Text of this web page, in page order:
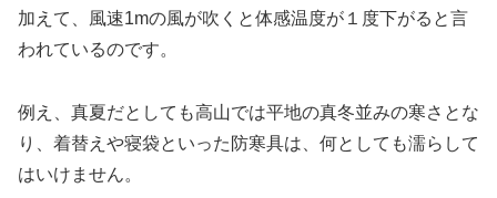
加えて、風速1mの風が吹くと体感温度が１度下がると言
われているのです。
例え、真夏だとしても高山では平地の真冬並みの寒さとな
り、着替えや寝袋といった防寒具は、何としても濡らして
はいけません。